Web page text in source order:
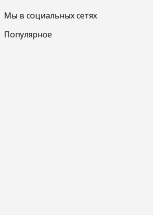
Мы в социальных сетях
Популярное